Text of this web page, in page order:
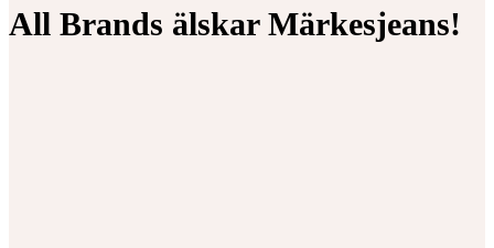
All Brands älskar Märkesjeans!